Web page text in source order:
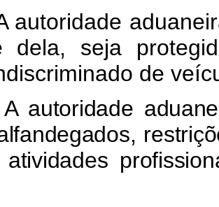
dela, seja
de
autoridade
atividades